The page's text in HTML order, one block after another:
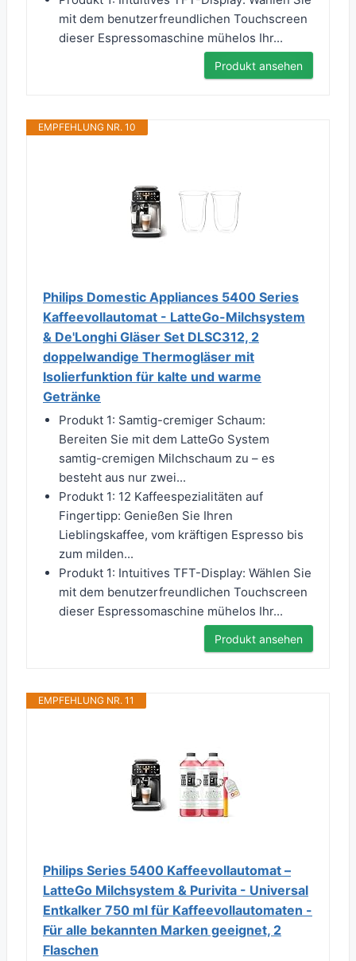
mit dem benutzerfreundlichen Touchscreen
dieser Espressomaschine mühelos Ihr...
Produkt ansehen
EMPFEHLUNG NR. 10
Philips Domestic Appliances 5400 Series
Kaffeevollautomat - LatteGo-Milchsystem
& De'Longhi Gläser Set DLSC312, 2
doppelwandige Thermogläser mit
Isolierfunktion für kalte und warme
Getränke
Produkt 1: Samtig-cremiger Schaum:
Bereiten Sie mit dem LatteGo System
samtig-cremigen Milchschaum zu – es
besteht aus nur zwei...
Produkt 1: 12 Kaffeespezialitäten auf
Fingertipp: Genießen Sie Ihren
Lieblingskaffee, vom kräftigen Espresso bis
zum milden...
Produkt 1: Intuitives TFT-Display: Wählen Sie
mit dem benutzerfreundlichen Touchscreen
dieser Espressomaschine mühelos Ihr...
Produkt ansehen
EMPFEHLUNG NR. 11
Philips Series 5400 Kaffeevollautomat –
LatteGo Milchsystem & Purivita - Universal
Entkalker 750 ml für Kaffeevollautomaten -
Für alle bekannten Marken geeignet, 2
Flaschen